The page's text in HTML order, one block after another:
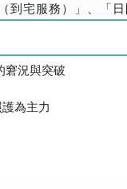
到宅服務）」、「
務」、「失智老人
區整體照顧服務模式
給失能或失智長輩們
生活。
孝仁教授及八木秀
，在臺中市政府的指
動「生活自立支援」
」的契機，也因此啟
。
窘況與突破
為主力